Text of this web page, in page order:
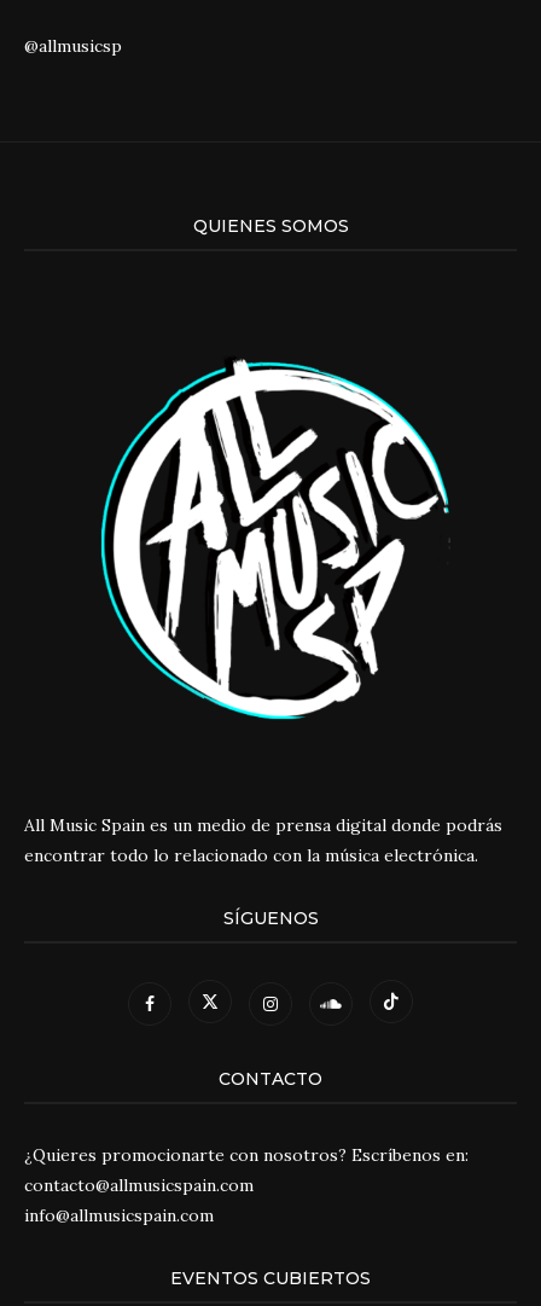
@allmusicsp
QUIENES SOMOS
All Music Spain es un medio de prensa digital donde podrás
encontrar todo lo relacionado con la música electrónica.
SÍGUENOS
CONTACTO
¿Quieres promocionarte con nosotros? Escríbenos en:
contacto@allmusicspain.com
info@allmusicspain.com
EVENTOS CUBIERTOS